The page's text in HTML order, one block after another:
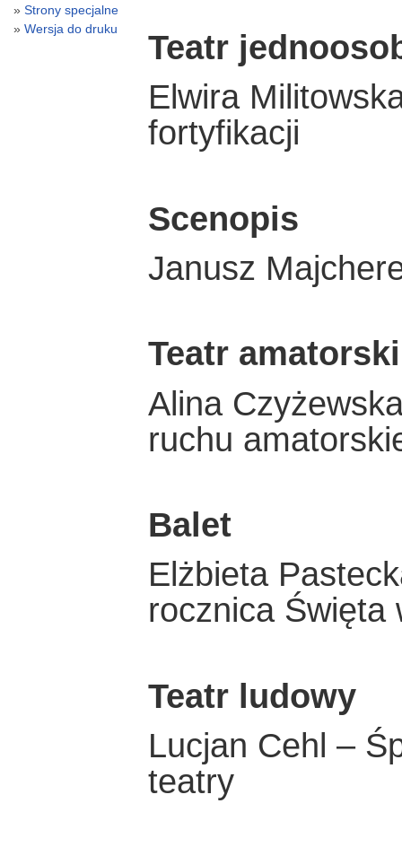
Teatr
Elwira
fortyfikacji
Scenopis
Janusz
Teatr amatorski
Alina
ruchu
Balet
Elżbieta
rocznica Święta
Teatr ludowy
Lucjan Cehl –
teatry
Strony specjalne
Wersja do druku